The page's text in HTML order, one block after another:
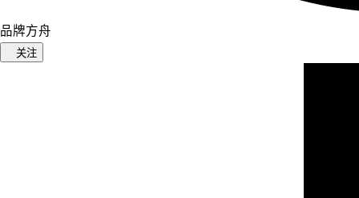
品牌方舟
关注